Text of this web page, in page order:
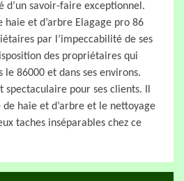
savoir-faire exceptionnel.
haie et d’arbre Elagage pro 86
par l’impeccabilité de ses
des propriétaires qui
le 86000 et dans ses environs.
pour ses clients. Il
haie et d’arbre et le nettoyage
taches inséparables chez ce